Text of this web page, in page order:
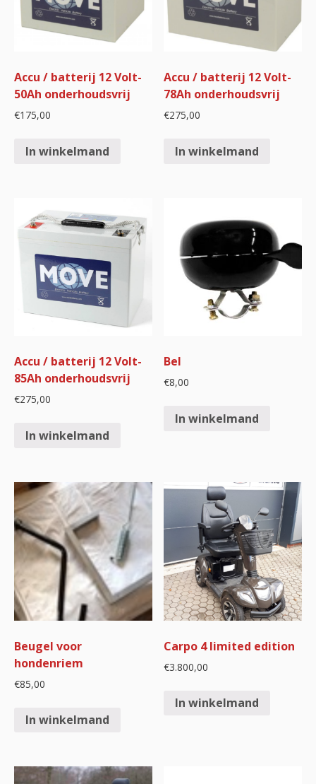
Accu / batterij 12 Volt-
50Ah onderhoudsvrij
€175,00
In winkelmand
Accu / batterij 12 Volt-
78Ah onderhoudsvrij
€275,00
In winkelmand
Accu / batterij 12 Volt-
85Ah onderhoudsvrij
€275,00
In winkelmand
Bel
€8,00
In winkelmand
Beugel voor
hondenriem
€85,00
In winkelmand
Carpo 4 limited edition
€3.800,00
In winkelmand